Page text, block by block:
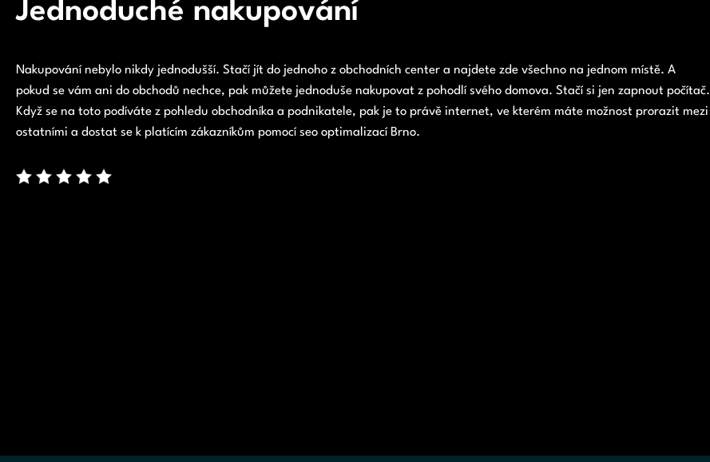
Jednoduché nakupování
Nakupování nebylo nikdy jednodušší. Stačí jít do jednoho z obchodních center a najdete zde všechno na jednom místě. A
pokud se vám ani do obchodů nechce, pak můžete jednoduše nakupovat z pohodlí svého domova. Stačí si jen zapnout počítač.
Když se na toto podíváte z pohledu obchodníka a podnikatele, pak je to právě internet, ve kterém máte možnost prorazit mezi
ostatními a dostat se k platícím zákazníkům pomocí seo optimalizací Brno.